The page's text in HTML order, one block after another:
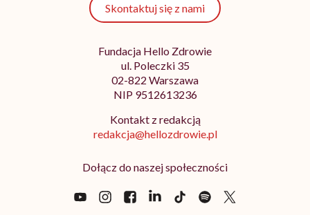
Skontaktuj się z nami
Fundacja Hello Zdrowie
ul. Poleczki 35
02-822 Warszawa
NIP 9512613236
Kontakt z redakcją
redakcja@hellozdrowie.pl
Dołącz do naszej społeczności